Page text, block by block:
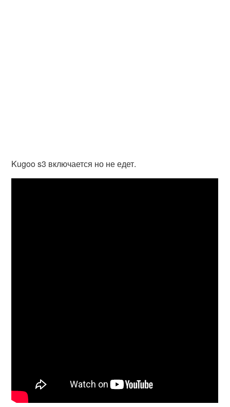
Kugoo s3 включается но не едет.